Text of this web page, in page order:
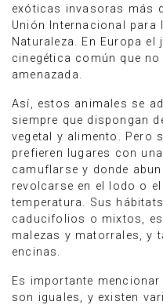
exóticas invasoras más
Unión Internacional para
Naturaleza. En Europa el
cinegética común que
amenazada.
Así, estos animales se
siempre que dispongan
vegetal y alimento. Pero
prefieren lugares con
camuflarse y donde
revolcarse en el lodo o
temperatura. Sus
caducifolios o mixtos,
malezas y matorrales, y
encinas.
Es importante
son iguales, y existen